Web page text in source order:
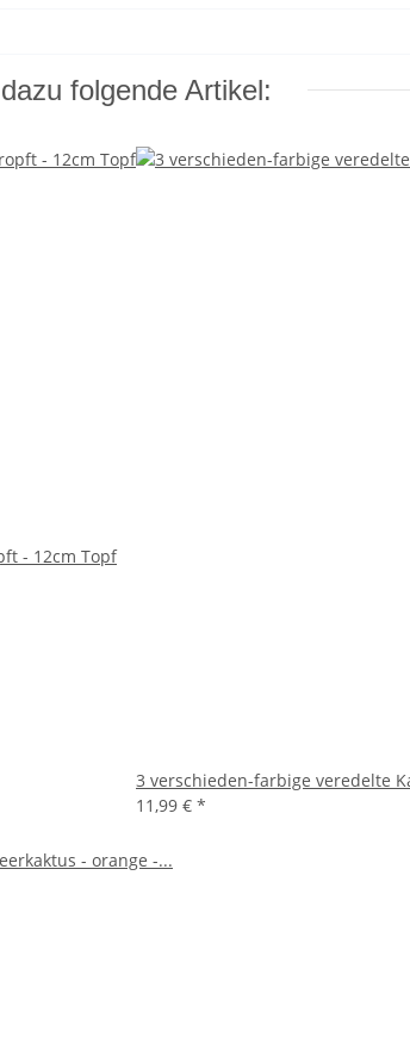
folgende Artikel:
- 12cm Topf
3 verschieden-farbige veredelte
11,99 € *